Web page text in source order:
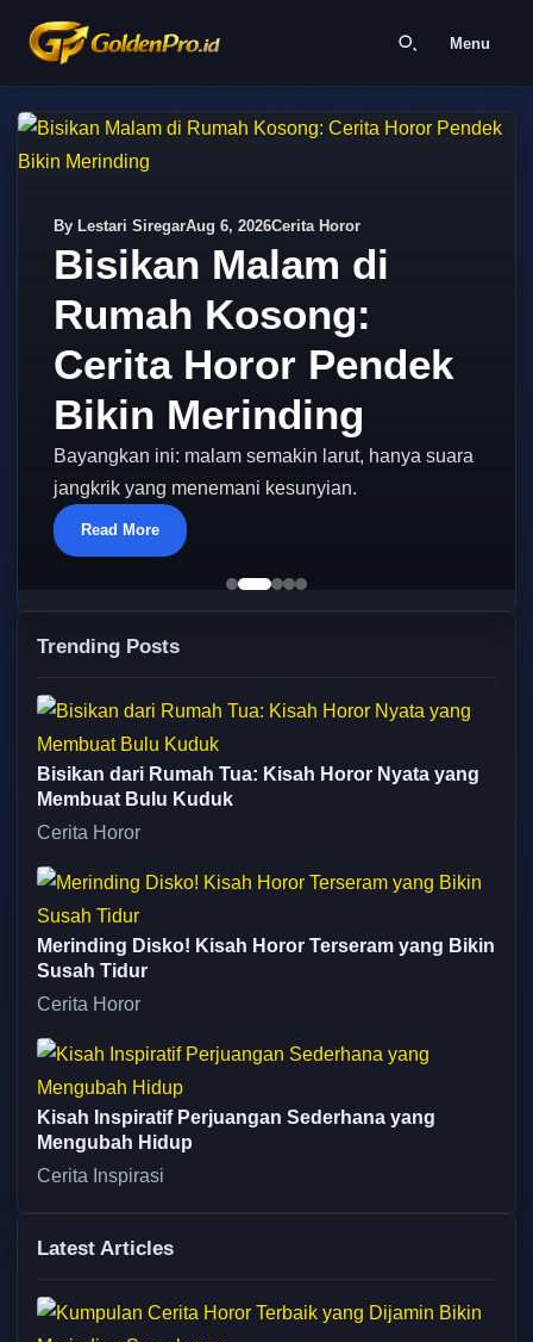
Menu
By Lestari SiregarAug 6, 2026Cerita Horor
Bisikan Malam di
Rumah Kosong:
Cerita Horor Pendek
Bikin Merinding
Bayangkan ini: malam semakin larut, hanya suara
jangkrik yang menemani kesunyian.
Read More
Trending Posts
Bisikan dari Rumah Tua: Kisah Horor Nyata yang
Membuat Bulu Kuduk
Cerita Horor
Merinding Disko! Kisah Horor Terseram yang Bikin
Susah Tidur
Cerita Horor
Kisah Inspiratif Perjuangan Sederhana yang
Mengubah Hidup
Cerita Inspirasi
Latest Articles